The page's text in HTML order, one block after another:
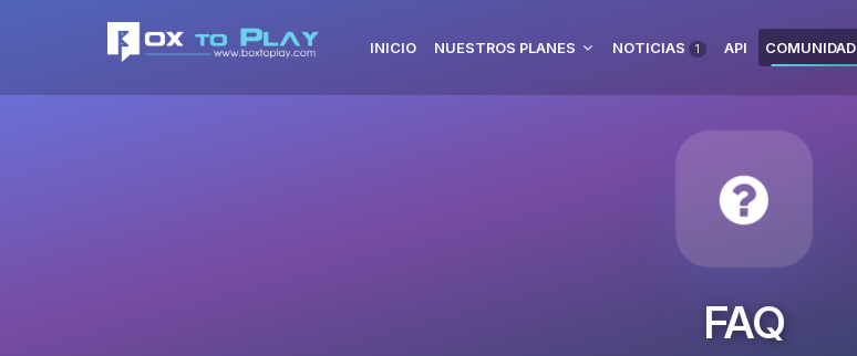
INICIO NUESTROS PLANES NOTICIAS 1 API COMUNIDAD
FAQ